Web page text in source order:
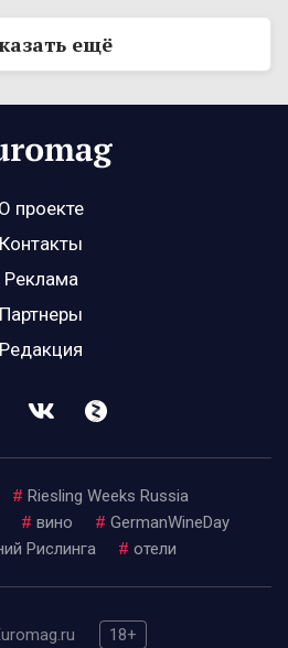
ещё
О проекте
Контакты
Реклама
Партнеры
Редакция
# Riesling Weeks Russia
# вино # GermanWineDay
Рислинга # отели
18+